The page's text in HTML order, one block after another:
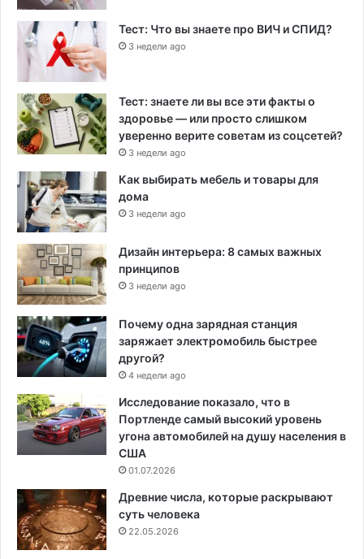
Тест: Что вы знаете про ВИЧ и СПИД?
3 недели ago
Тест: знаете ли вы все эти факты о
здоровье — или просто слишком
уверенно верите советам из соцсетей?
3 недели ago
Как выбирать мебель и товары для
дома
3 недели ago
Дизайн интерьера: 8 самых важных
принципов
3 недели ago
Почему одна зарядная станция
заряжает электромобиль быстрее
другой?
4 недели ago
Исследование показало, что в
Портленде самый высокий уровень
угона автомобилей на душу населения в
США
01.07.2026
Древние числа, которые раскрывают
суть человека
22.05.2026